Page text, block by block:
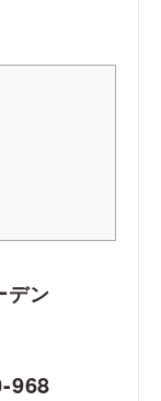
デン
968